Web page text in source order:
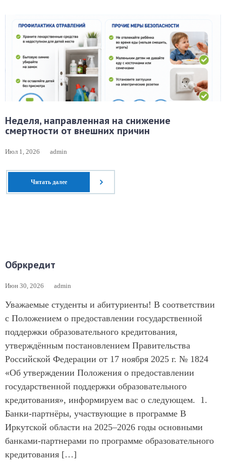
Неделя, направленная на снижение
смертности от внешних причин
Июл 1, 2026 admin
Читать далее
Обркредит
Июн 30, 2026 admin
Уважаемые студенты и абитуриенты! В соответствии
с Положением о предоставлении государственной
поддержки образовательного кредитования,
утверждённым постановлением Правительства
Российской Федерации от 17 ноября 2025 г. № 1824
«Об утверждении Положения о предоставлении
государственной поддержки образовательного
кредитования», информируем вас о следующем. 1.
Банки-партнёры, участвующие в программе В
Иркутской области на 2025–2026 годы основными
банками-партнерами по программе образовательного
кредитования […]